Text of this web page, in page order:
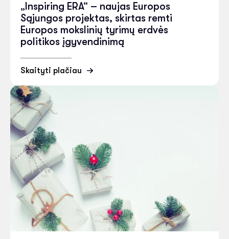
„Inspiring ERA“ – naujas Europos
Sąjungos projektas, skirtas remti
Europos mokslinių tyrimų erdvės
politikos įgyvendinimą
Skaityti plačiau